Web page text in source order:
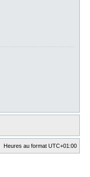
Heures au format UTC+01:00